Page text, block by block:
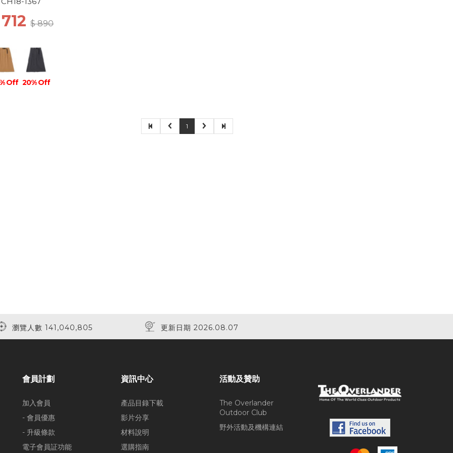
$ 890
Off 20% Off
1
瀏覽人數 141,040,805 更新日期 2026.08.07
會員計劃
加入會員
- 會員優惠
- 升級條款
電子會員証功能
資訊中心
產品目錄下載
影片分享
材料說明
選購指南
活動及贊助
The Overlander
Outdoor Club
野外活動及機構連結